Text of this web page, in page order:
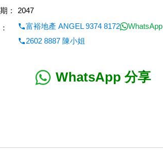
：
2047
富裕地產 ANGEL 9374 8172
WhatsApp
2602 8887 陳小姐
WhatsApp 分享